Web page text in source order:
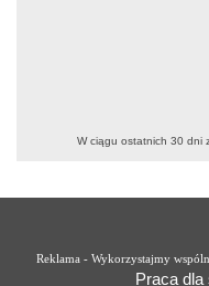
W ciągu ostatnich 30 dni
Reklama - Wykorzystajmy
Praca dla